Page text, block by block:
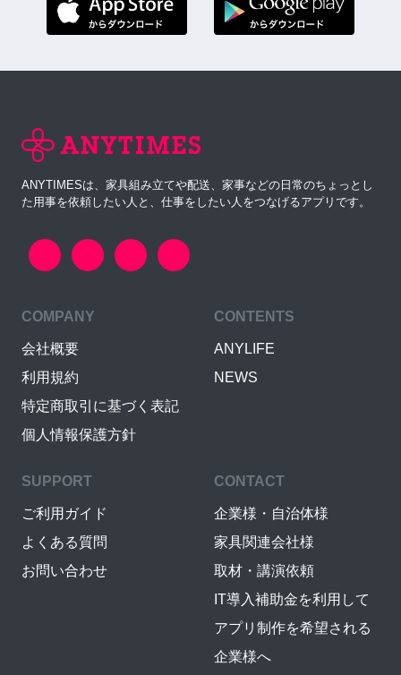
ANYTIMESは、家具組み立てや配送、家事などの日常のちょっとし
た用事を依頼したい人と、仕事をしたい人をつなげるアプリです。
COMPANY
会社概要
利用規約
特定商取引に基づく表記
個人情報保護方針
CONTENTS
ANYLIFE
NEWS
SUPPORT
ご利用ガイド
よくある質問
お問い合わせ
CONTACT
企業様・自治体様
家具関連会社様
取材・講演依頼
IT導入補助金を利用して
アプリ制作を希望される
企業様へ